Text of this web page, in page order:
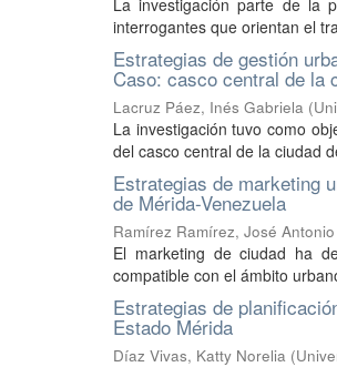
La investigación parte de la
interrogantes que orientan el
Estrategias de gestión
Caso: casco central de la
Lacruz Páez, Inés Gabriela (
La investigación tuvo como
del casco central de la ciudad
Estrategias de marketing
de Mérida-Venezuela
Ramírez Ramírez, José Antonio
El marketing de ciudad ha
compatible con el ámbito
Estrategias de
Estado Mérida
Díaz Vivas, Katty Norelia (